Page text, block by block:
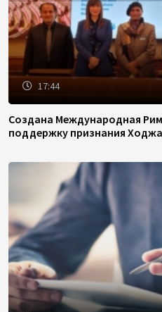
17:44
Создана Международная
поддержку признания